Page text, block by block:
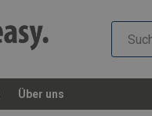
Über uns